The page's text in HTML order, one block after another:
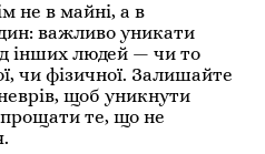
не в майні, а в
важливо уникати
інших людей — чи то
чи фізичної. Залишайте
щоб уникнути
прощати те, що не